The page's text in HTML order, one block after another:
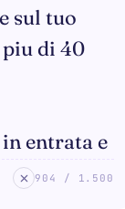
904 / 1.500